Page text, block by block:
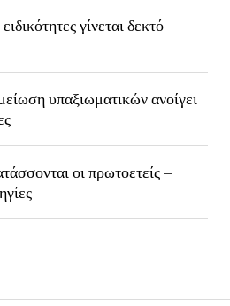
γίνεται δεκτό
υπαξιωματικών ανοίγει
οι πρωτοετείς –